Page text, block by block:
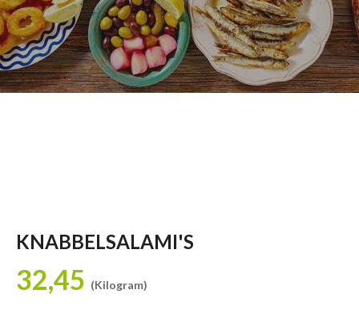
KNABBELSALAMI'S
32,45 (Kilogram)